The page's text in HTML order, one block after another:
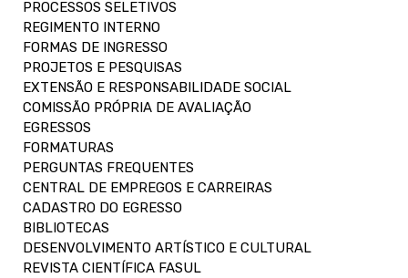
PROCESSOS SELETIVOS
REGIMENTO INTERNO
FORMAS DE INGRESSO
PROJETOS E PESQUISAS
EXTENSÃO E RESPONSABILIDADE SOCIAL
COMISSÃO PRÓPRIA DE AVALIAÇÃO
EGRESSOS
FORMATURAS
PERGUNTAS FREQUENTES
CENTRAL DE EMPREGOS E CARREIRAS
CADASTRO DO EGRESSO
BIBLIOTECAS
DESENVOLVIMENTO ARTÍSTICO E CULTURAL
REVISTA CIENTÍFICA FASUL